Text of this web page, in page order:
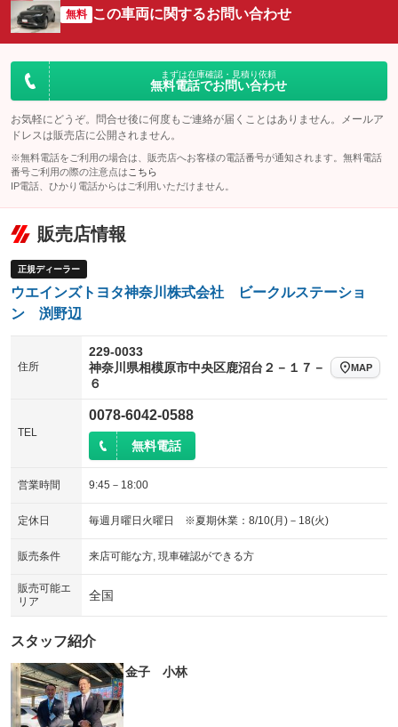
サイドカメラ
：装備なし ルーフレール
：装備なし
：装備なし
：装備なし
無料 この車両に関するお問い合わせ
まずは在庫確認・見積り依頼
無料電話でお問い合わせ
お気軽にどうぞ。問合せ後に何度もご連絡が届くことはありません。メールア
ドレスは販売店に公開されません。
※無料電話をご利用の場合は、販売店へお客様の電話番号が通知されます。無料電話
番号ご利用の際の注意点は こちら
IP電話、ひかり電話からはご利用いただけません。
販売店情報
正規ディーラー
ウエインズトヨタ神奈川株式会社 ビークルステーショ
ン 渕野辺
住所
229-0033
神奈川県相模原市中央区鹿沼台２－１７－
６
MAP
TEL
0078-6042-0588
無料電話
営業時間 9:45－18:00
定休日 毎週月曜日火曜日 ※夏期休業：8/10(月)－18(火)
販売条件 来店可能な方, 現車確認ができる方
販売可能エ
リア
全国
スタッフ紹介
金子 小林